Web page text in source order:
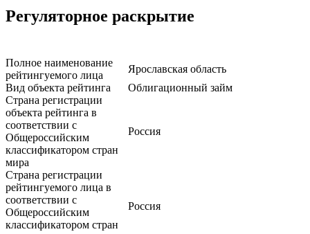
Регуляторное раскрытие
Полное наименование
рейтингуемого лица
Ярославская область
Вид объекта рейтинга
Облигационный займ
Страна регистрации
объекта рейтинга в
соответствии с
Общероссийским
классификатором стран
мира
Россия
Страна регистрации
рейтингуемого лица в
соответствии с
Общероссийским
классификатором стран
Россия